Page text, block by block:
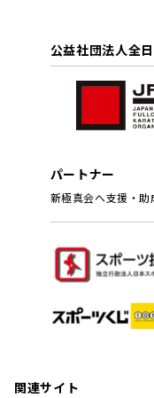
公益社団法人全
パートナー
新極真会へ支援・助
関連サイト